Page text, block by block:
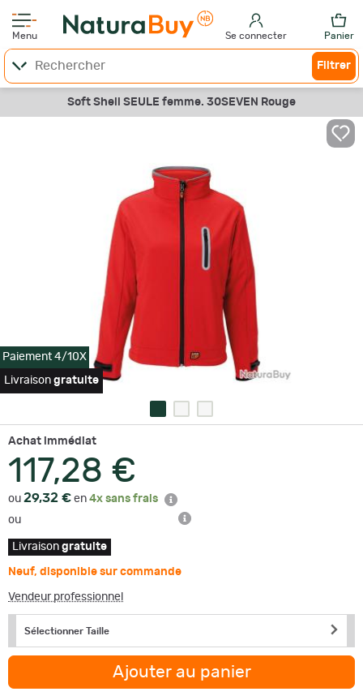
Menu Se connecter Panier
Filtrer
Soft Shell SEULE femme. 30SEVEN Rouge
Paiement 4/10X
Livraison gratuite
Achat immédiat
117,28 €
ou 29,32 € en 4x sans frais
ou
Livraison gratuite
Neuf, disponible sur commande
Vendeur professionnel
Sélectionner Taille
Ajouter au panier